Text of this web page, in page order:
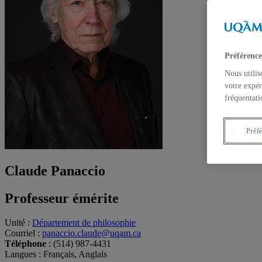
Claude Panaccio
Professeur émérite
Unité : Département de philosophie
Courriel : panaccio.claude@uqam.ca
Téléphone : (514) 987-4431
Langues : Français, Anglais
Nous
votre